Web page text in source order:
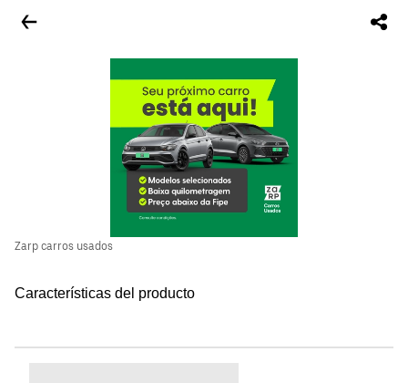
Zarp carros usados
Características del producto